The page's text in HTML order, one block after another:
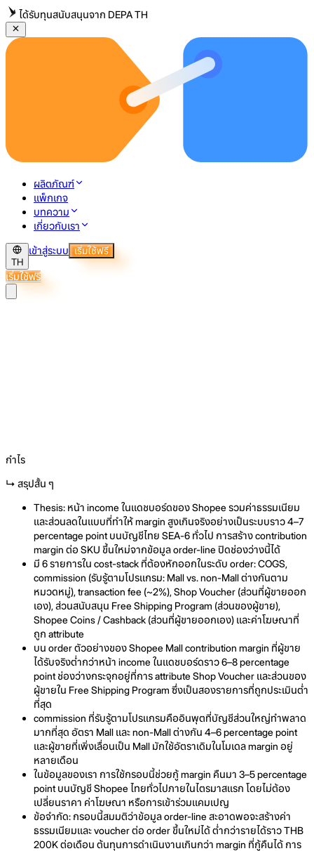
ได้รับทุนสนับสนุนจาก DEPA TH
ผลิตภัณฑ์
แพ็กเกจ
บทความ
เกี่ยวกับเรา
TH
เข้าสู่ระบบ เริ่มใช้ฟรี
เริ่มใช้ฟรี
กำไร
↳ สรุปสั้น ๆ
Thesis: หน้า income ในแดชบอร์ดของ Shopee รวมค่าธรรมเนียม
และส่วนลดในแบบที่ทำให้ margin สูงเกินจริงอย่างเป็นระบบราว 4–7
percentage point บนบัญชีไทย SEA-6 ทั่วไป การสร้าง contribution
margin ต่อ SKU ขึ้นใหม่จากข้อมูล order-line ปิดช่องว่างนี้ได้
มี 6 รายการใน cost-stack ที่ต้องหักออกในระดับ order: COGS,
commission (รับรู้ตามโปรแกรม: Mall vs. non-Mall ต่างกันตาม
หมวดหมู่), transaction fee (~2%), Shop Voucher (ส่วนที่ผู้ขายออก
เอง), ส่วนสนับสนุน Free Shipping Program (ส่วนของผู้ขาย),
Shopee Coins / Cashback (ส่วนที่ผู้ขายออกเอง) และค่าโฆษณาที่
ถูก attribute
บน order ตัวอย่างของ Shopee Mall contribution margin ที่ผู้ขาย
ได้รับจริงต่ำกว่าหน้า income ในแดชบอร์ดราว 6–8 percentage
point ช่องว่างกระจุกอยู่ที่การ attribute Shop Voucher และส่วนของ
ผู้ขายใน Free Shipping Program ซึ่งเป็นสองรายการที่ถูกประเมินต่ำ
ที่สุด
commission ที่รับรู้ตามโปรแกรมคืออินพุตที่บัญชีส่วนใหญ่ทำพลาด
มากที่สุด อัตรา Mall และ non-Mall ต่างกัน 4–6 percentage point
และผู้ขายที่เพิ่งเลื่อนเป็น Mall มักใช้อัตราเดิมในโมเดล margin อยู่
หลายเดือน
ในข้อมูลของเรา การใช้กรอบนี้ช่วยกู้ margin คืนมา 3–5 percentage
point บนบัญชี Shopee ไทยทั่วไปภายในไตรมาสแรก โดยไม่ต้อง
เปลี่ยนราคา ค่าโฆษณา หรือการเข้าร่วมแคมเปญ
ข้อจำกัด: กรอบนี้สมมติว่าข้อมูล order-line สะอาดพอจะสร้างค่า
ธรรมเนียมและ voucher ต่อ order ขึ้นใหม่ได้ ต่ำกว่ารายได้ราว THB
200K ต่อเดือน ต้นทุนการดำเนินงานเกินกว่า margin ที่กู้คืนได้ การ